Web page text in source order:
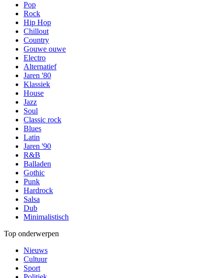
Pop
Rock
Hip Hop
Chillout
Country
Gouwe ouwe
Electro
Alternatief
Jaren '80
Klassiek
House
Jazz
Soul
Classic rock
Blues
Latin
Jaren '90
R&B
Balladen
Gothic
Punk
Hardrock
Salsa
Dub
Minimalistisch
Top onderwerpen
Nieuws
Cultuur
Sport